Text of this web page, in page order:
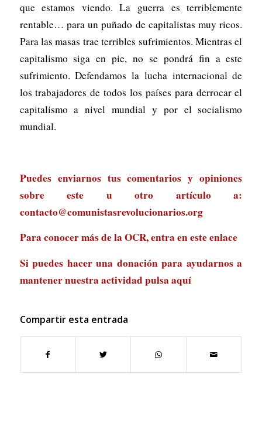
que estamos viendo. La guerra es terriblemente
rentable… para un puñado de capitalistas muy ricos.
Para las masas trae terribles sufrimientos. Mientras el
capitalismo siga en pie, no se pondrá fin a este
sufrimiento. Defendamos la lucha internacional de
los trabajadores de todos los países para derrocar el
capitalismo a nivel mundial y por el socialismo
mundial.
Puedes enviarnos tus comentarios y opiniones
sobre este u otro artículo a:
contacto@comunistasrevolucionarios.org
Para conocer más de la OCR, entra eneste enlace
Si puedes hacer una donación para ayudarnos a
mantener nuestra actividad pulsa aquí
Compartir esta entrada